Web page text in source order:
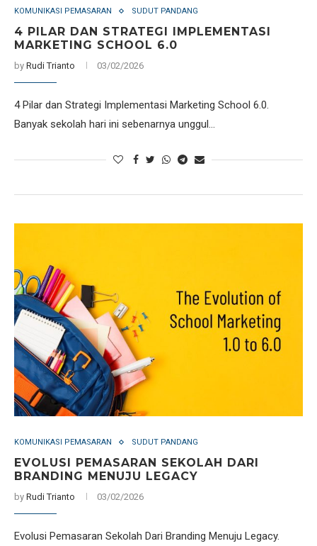
KOMUNIKASI PEMASARAN SUDUT PANDANG
4 PILAR DAN STRATEGI IMPLEMENTASI
MARKETING SCHOOL 6.0
by Rudi Trianto 03/02/2026
4 Pilar dan Strategi Implementasi Marketing School 6.0.
Banyak sekolah hari ini sebenarnya unggul…
KOMUNIKASI PEMASARAN SUDUT PANDANG
EVOLUSI PEMASARAN SEKOLAH DARI
BRANDING MENUJU LEGACY
by Rudi Trianto 03/02/2026
Evolusi Pemasaran Sekolah Dari Branding Menuju Legacy.